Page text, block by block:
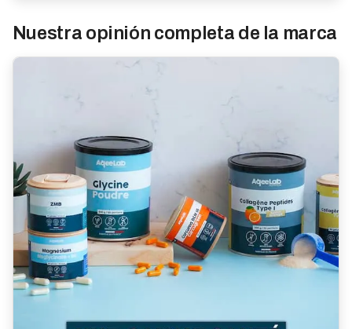
Nuestra opinión completa de la marca